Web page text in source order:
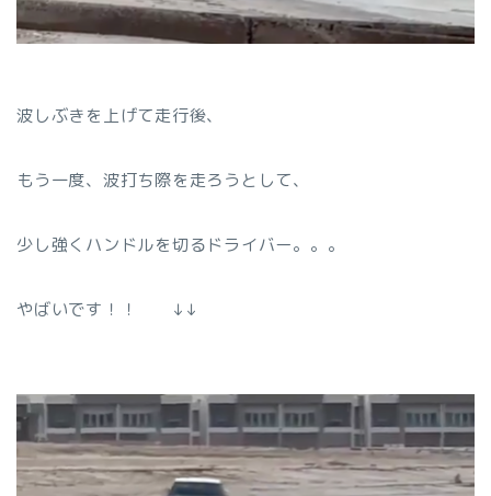
波しぶきを上げて走行後、
もう一度、波打ち際を走ろうとして、
少し強くハンドルを切るドライバー。。。
やばいです！！ ↓↓